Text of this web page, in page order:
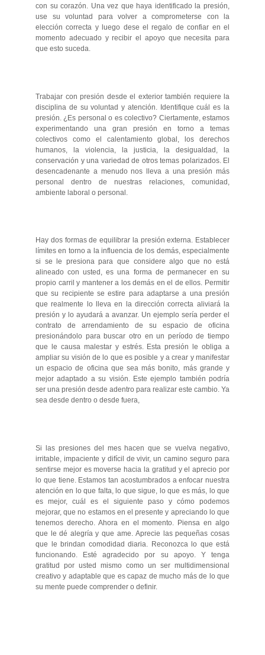
con su corazón. Una vez que haya identificado la presión,
use su voluntad para volver a comprometerse con la
elección correcta y luego dese el regalo de confiar en el
momento adecuado y recibir el apoyo que necesita para
que esto suceda.
Trabajar con presión desde el exterior también requiere la
disciplina de su voluntad y atención. Identifique cuál es la
presión. ¿Es personal o es colectivo? Ciertamente, estamos
experimentando una gran presión en torno a temas
colectivos como el calentamiento global, los derechos
humanos, la violencia, la justicia, la desigualdad, la
conservación y una variedad de otros temas polarizados. El
desencadenante a menudo nos lleva a una presión más
personal dentro de nuestras relaciones, comunidad,
ambiente laboral o personal.
Hay dos formas de equilibrar la presión externa. Establecer
límites en torno a la influencia de los demás, especialmente
si se le presiona para que considere algo que no está
alineado con usted, es una forma de permanecer en su
propio carril y mantener a los demás en el de ellos. Permitir
que su recipiente se estire para adaptarse a una presión
que realmente lo lleva en la dirección correcta aliviará la
presión y lo ayudará a avanzar. Un ejemplo sería perder el
contrato de arrendamiento de su espacio de oficina
presionándolo para buscar otro en un período de tiempo
que le causa malestar y estrés. Esta presión le obliga a
ampliar su visión de lo que es posible y a crear y manifestar
un espacio de oficina que sea más bonito, más grande y
mejor adaptado a su visión. Este ejemplo también podría
ser una presión desde adentro para realizar este cambio. Ya
sea desde dentro o desde fuera,
Si las presiones del mes hacen que se vuelva negativo,
irritable, impaciente y difícil de vivir, un camino seguro para
sentirse mejor es moverse hacia la gratitud y el aprecio por
lo que tiene. Estamos tan acostumbrados a enfocar nuestra
atención en lo que falta, lo que sigue, lo que es más, lo que
es mejor, cuál es el siguiente paso y cómo podemos
mejorar, que no estamos en el presente y apreciando lo que
tenemos derecho. Ahora en el momento. Piensa en algo
que le dé alegría y que ame. Aprecie las pequeñas cosas
que le brindan comodidad diaria. Reconozca lo que está
funcionando. Esté agradecido por su apoyo. Y tenga
gratitud por usted mismo como un ser multidimensional
creativo y adaptable que es capaz de mucho más de lo que
su mente puede comprender o definir.